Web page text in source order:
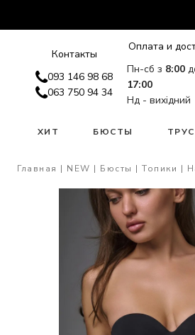
Контакты
093 146 98 68
063 750 94 34
Оплата и
Пн-сб з 8:00
17:00
Нд - вихідний
ХИТ БЮСТЫ
Главная NEW Бюсты Топики